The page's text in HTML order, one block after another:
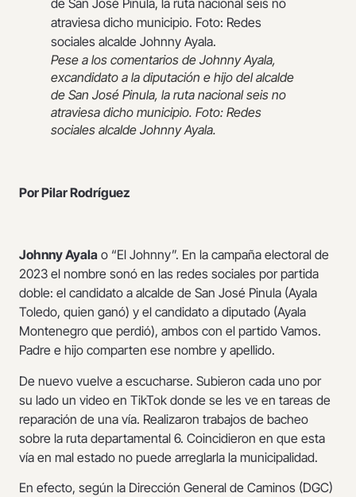
Pese a los comentarios de Johnny Ayala,
excandidato a la diputación e hijo del alcalde
de San José Pinula, la ruta nacional seis no
atraviesa dicho municipio. Foto: Redes
sociales alcalde Johnny Ayala.
Por Pilar Rodríguez
Johnny Ayala o “El Johnny”. En la campaña electoral de
2023 el nombre sonó en las redes sociales por partida
doble: el candidato a alcalde de San José Pinula (Ayala
Toledo, quien ganó) y el candidato a diputado (Ayala
Montenegro que perdió), ambos con el partido Vamos.
Padre e hijo comparten ese nombre y apellido.
De nuevo vuelve a escucharse. Subieron cada uno por
su lado un video en TikTok donde se les ve en tareas de
reparación de una vía. Realizaron trabajos de bacheo
sobre la ruta departamental 6. Coincidieron en que esta
vía en mal estado no puede arreglarla la municipalidad.
En efecto, según la Dirección General de Caminos (DGC)